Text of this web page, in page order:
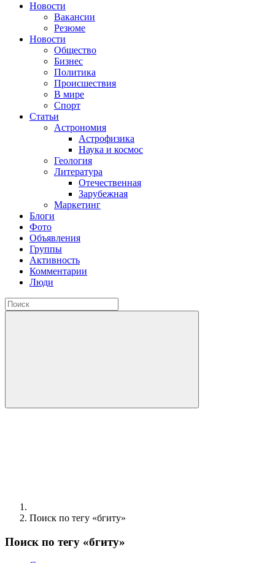
Новости
Вакансии
Резюме
Новости
Общество
Бизнес
Политика
Происшествия
В мире
Спорт
Статьи
Астрономия
Астрофизика
Наука и космос
Геология
Литература
Отечественная
Зарубежная
Маркетинг
Блоги
Фото
Объявления
Группы
Активность
Комментарии
Люди
Поиск по тегу «бгиту»
Поиск по тегу «бгиту»